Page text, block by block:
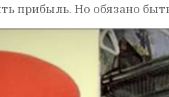
прибыль. Но обязано